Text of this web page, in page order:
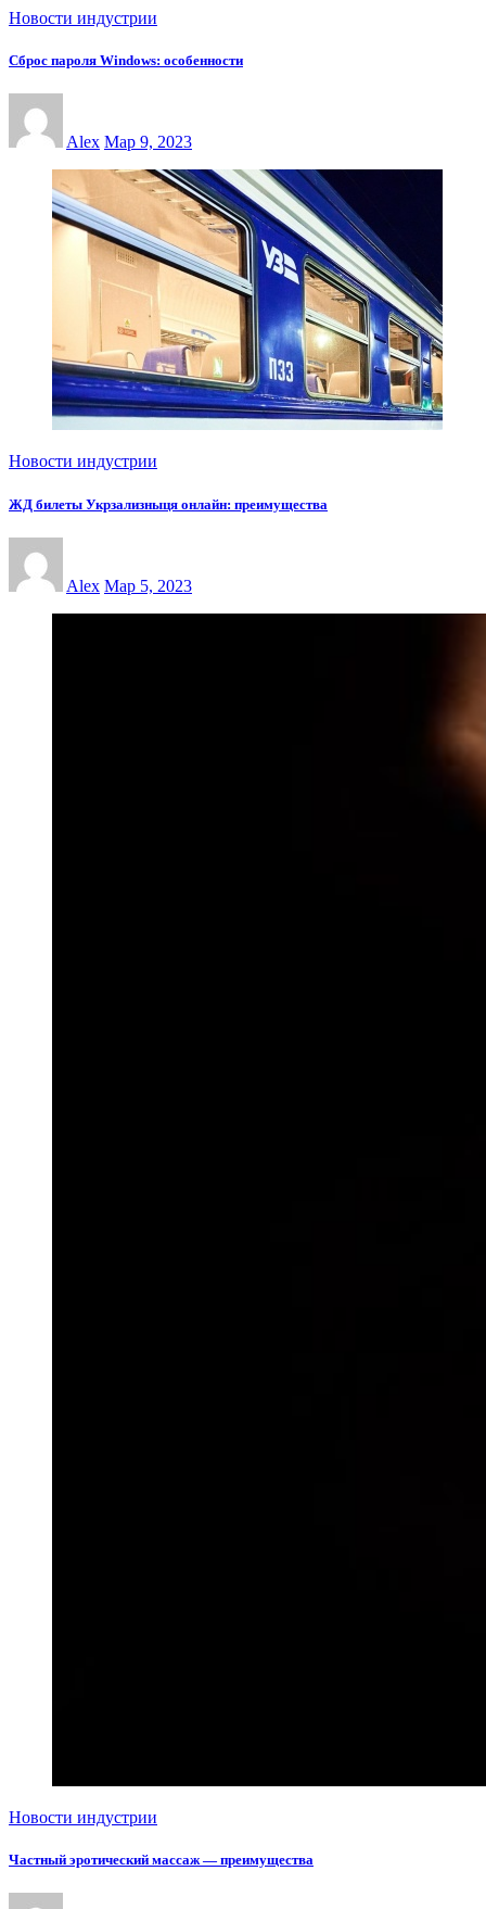
Новости индустрии
Сброс пароля Windows: особенности
Alex Мар 9, 2023
Новости индустрии
ЖД билеты Укрзализныця онлайн: преимущества
Alex Мар 5, 2023
Новости индустрии
Частный эротический массаж — преимущества